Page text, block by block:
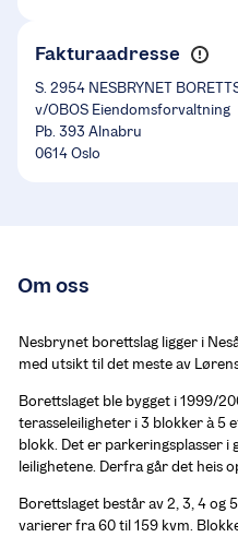
Fakturaadresse
S. 2954 NESBRYNET
v/OBOS Eiendomsforvaltning
Pb. 393 Alnabru
0614 Oslo
Om oss
Nesbrynet borettslag ligger i
med utsikt til det meste av
Borettslaget ble bygget i 1999/
terasseleiligheter i 3 blokker à 5
blokk. Det er parkeringsplasser i
leilighetene. Derfra går det heis
Borettslaget består av 2, 3, 4 og
varierer fra 60 til 159 kvm.